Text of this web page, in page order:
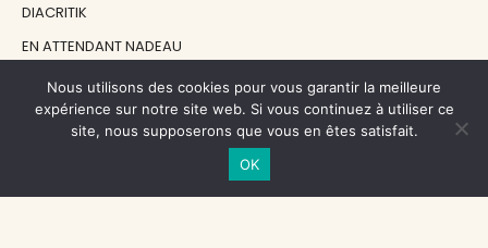
DIACRITIK
EN ATTENDANT NADEAU
NOS SOUTIENS
Nous utilisons des cookies pour vous garantir la meilleure
expérience sur notre site web. Si vous continuez à utiliser ce
site, nous supposerons que vous en êtes satisfait.
OK